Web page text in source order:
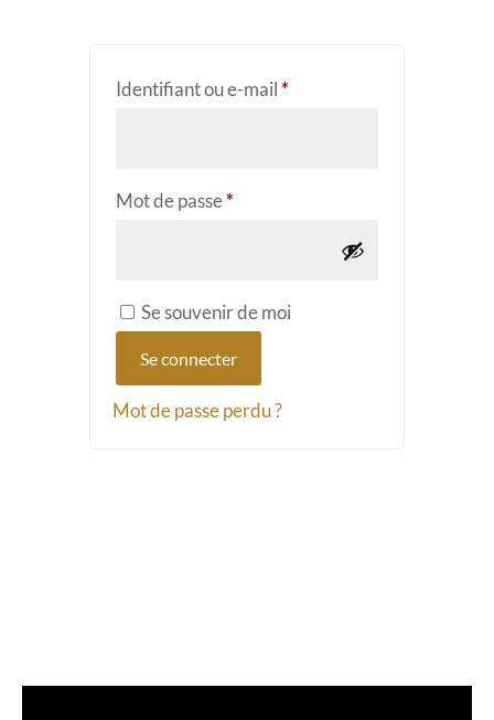
Identifiant ou e-mail*Obligatoire
Mot de passe*Obligatoire
Se souvenir de moi
Se connecter
Mot de passe perdu ?